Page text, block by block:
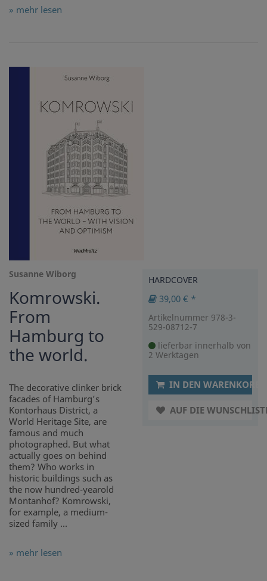
» mehr lesen
Susanne Wiborg
Komrowski.
From
Hamburg to
the world.
The decorative clinker brick
facades of Hamburg’s
Kontorhaus District, a
World Heritage Site, are
famous and much
photographed. But what
actually goes on behind
them? Who works in
historic buildings such as
the now hundred-yearold
Montanhof? Komrowski,
for example, a medium-
sized family ...
» mehr lesen
HARDCOVER
39,00 € *
Artikelnummer 978-3-
529-08712-7
lieferbar innerhalb von
2 Werktagen
IN DEN WARENKORB
AUF DIE